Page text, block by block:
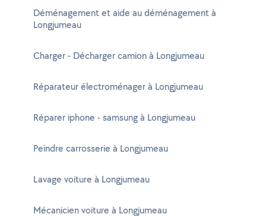
Déménagement et aide au déménagement à
Longjumeau
Charger - Décharger camion à Longjumeau
Réparateur électroménager à Longjumeau
Réparer iphone - samsung à Longjumeau
Peindre carrosserie à Longjumeau
Lavage voiture à Longjumeau
Mécanicien voiture à Longjumeau